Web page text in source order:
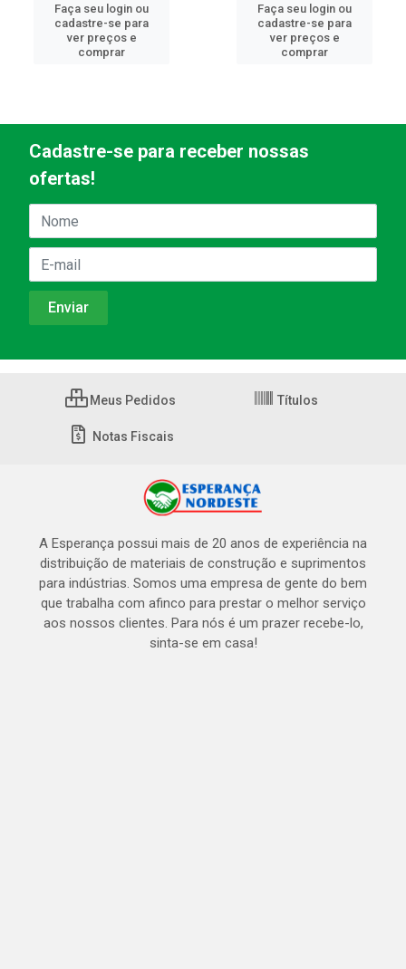
Faça seu login ou
cadastre-se para
ver preços e
comprar
Faça seu login ou
cadastre-se para
ver preços e
comprar
Cadastre-se para receber nossas
ofertas!
Meus Pedidos Títulos
Notas Fiscais
A Esperança possui mais de 20 anos de experiência na
distribuição de materiais de construção e suprimentos
para indústrias. Somos uma empresa de gente do bem
que trabalha com afinco para prestar o melhor serviço
aos nossos clientes. Para nós é um prazer recebe-lo,
sinta-se em casa!